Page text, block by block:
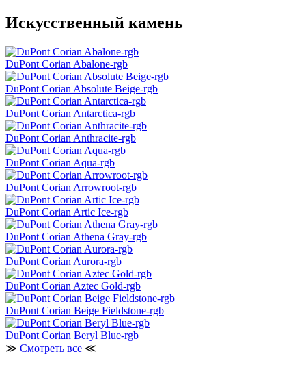
Искусственный камень
DuPont Corian Abalone-rgb
DuPont Corian Absolute Beige-rgb
DuPont Corian Antarctica-rgb
DuPont Corian Anthracite-rgb
DuPont Corian Aqua-rgb
DuPont Corian Arrowroot-rgb
DuPont Corian Artic Ice-rgb
DuPont Corian Athena Gray-rgb
DuPont Corian Aurora-rgb
DuPont Corian Aztec Gold-rgb
DuPont Corian Beige Fieldstone-rgb
DuPont Corian Beryl Blue-rgb
≫ Смотреть все ≪